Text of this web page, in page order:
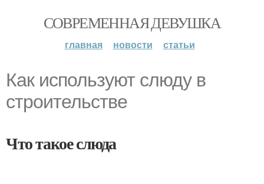
СОВРЕМЕННАЯ ДЕВУШКА
главная новости статьи
Как используют слюду в
строительстве
Что такое слюда